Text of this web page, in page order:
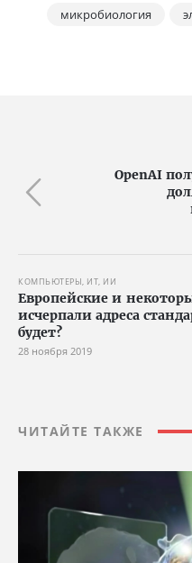
микробиология
OpenAI
КОМПЬЮТЕРЫ, ИТ, ИИ
Европейские и
исчерпали адреса
будет?
28 ноября 2019
ЧИТАЙТЕ ТАКЖЕ